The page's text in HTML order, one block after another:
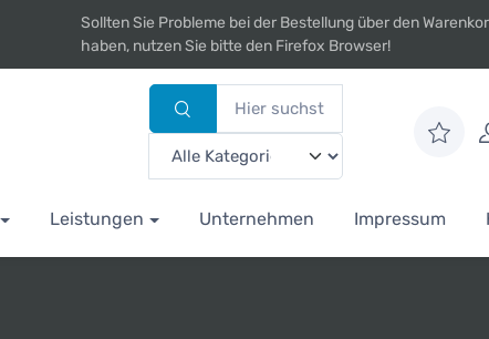
Sollten Sie Probleme bei der Bestellung über den
haben, nutzen Sie bitte den Firefox Browser!
Leistungen Unternehmen Impressum